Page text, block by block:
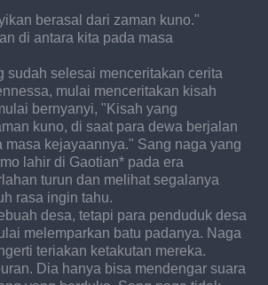
berasal dari zaman kuno."
di antara kita pada masa
sudah selesai menceritakan cerita
mulai menceritakan kisah
bernyanyi, "Kisah yang
kuno, di saat para dewa berjalan
masa kejayaannya." Sang naga yang
lahir di Gaotian* pada era
turun dan melihat segalanya
rasa ingin tahu.
desa, tetapi para penduduk desa
melemparkan batu padanya. Naga
teriakan ketakutan mereka.
Dia hanya bisa mendengar suara